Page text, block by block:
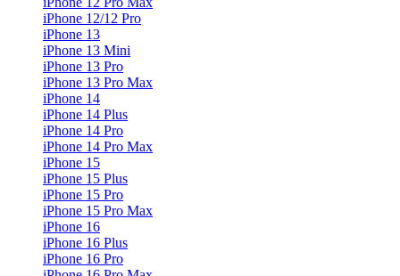
iPhone 12/12 Pro
iPhone 13
iPhone 13 Mini
iPhone 13 Pro
iPhone 13 Pro Max
iPhone 14
iPhone 14 Plus
iPhone 14 Pro
iPhone 14 Pro Max
iPhone 15
iPhone 15 Plus
iPhone 15 Pro
iPhone 15 Pro Max
iPhone 16
iPhone 16 Plus
iPhone 16 Pro